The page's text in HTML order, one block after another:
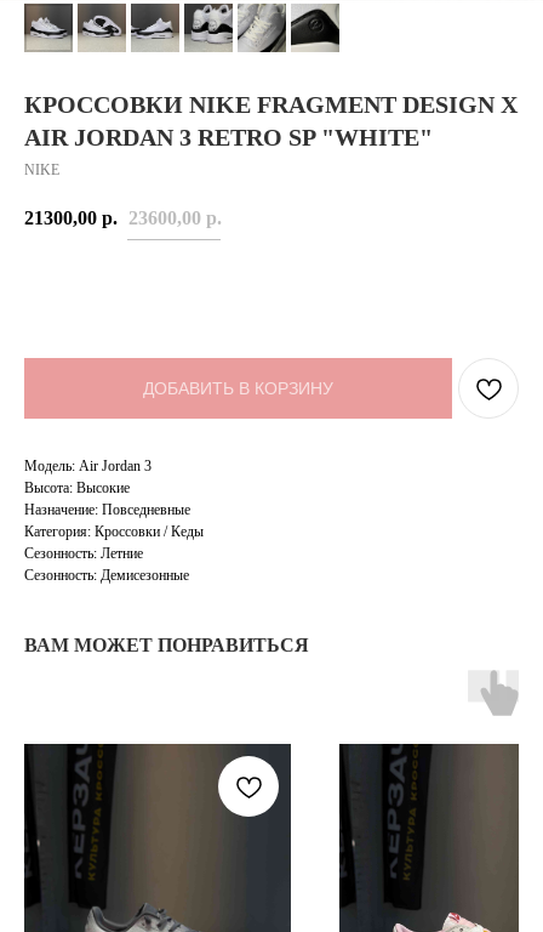
КРОССОВКИ NIKE FRAGMENT DESIGN X
AIR JORDAN 3 RETRO SP "WHITE"
NIKE
21300,00 р. 23600,00 р.
ДОБАВИТЬ В КОРЗИНУ
Модель: Air Jordan 3
Высота: Высокие
Назначение: Повседневные
Категория: Кроссовки / Кеды
Сезонность: Летние
Сезонность: Демисезонные
ВАМ МОЖЕТ ПОНРАВИТЬСЯ
ВКОНТАКТЕ
TELEGRAM
MAX ЯНДЕКС КАРТЫ
КОНТАКТЫ